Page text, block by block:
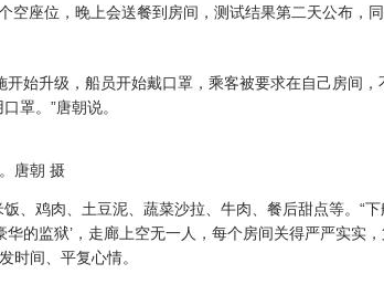
座位，晚上会送餐到房间，测试结果第二天公布，
升级，船员开始戴口罩，乘客被要求在自己房间，
罩。”唐朝说。
唐朝 摄
鸡肉、土豆泥、蔬菜沙拉、牛肉、餐后甜点等。“下
的监狱’，走廊上空无一人，每个房间关得严严实实
时间、平复心情。